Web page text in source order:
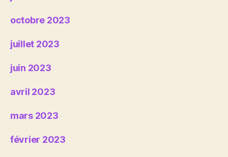
octobre 2023
juillet 2023
juin 2023
avril 2023
mars 2023
février 2023